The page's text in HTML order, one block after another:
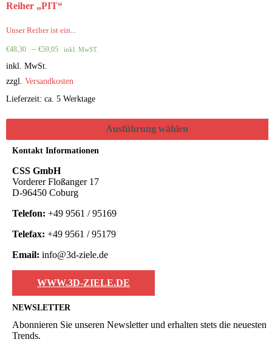
Reiher „PIT“
Unser Reiher ist ein...
€48,30 –€59,05 inkl. MwST.
inkl. MwSt.
zzgl.Versandkosten
Lieferzeit: ca. 5 Werktage
Ausführung wählen
Kontakt Informationen
CSS GmbH
Vorderer Floßanger 17
D-96450 Coburg
Telefon: +49 9561 / 95169
Telefax: +49 9561 / 95179
Email: info@3d-ziele.de
WWW.3D-ZIELE.DE
NEWSLETTER
Abonnieren Sie unseren Newsletter und erhalten stets die neuesten
Trends.